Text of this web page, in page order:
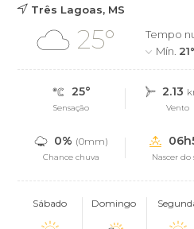
Três Lagoas, MS
25°
Tempo
Mín. 21°
25°
Sensação
2.13
Vento
0% (0mm)
Chance chuva Nascer do
Sábado Domingo